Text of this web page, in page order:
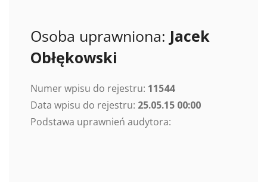
Osoba uprawniona: Jacek
Obłękowski
Numer wpisu do rejestru: 11544
Data wpisu do rejestru: 25.05.15 00:00
Podstawa uprawnień audytora: